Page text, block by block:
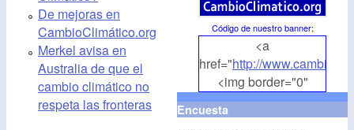
De mejoras en
CambioClimático.org
Merkel avisa en
Australia de que el
cambio climático no
respeta las fronteras
Código de nuestro banner:
<a
href="http://
<img border="0"
align="middle"
src="http://
Encuesta